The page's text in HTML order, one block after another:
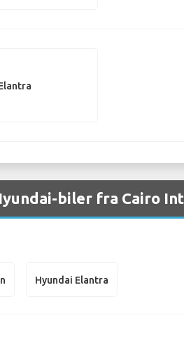
biler fra Cairo
Hyundai Elantra